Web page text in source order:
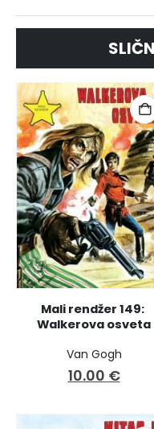
Mali rendžer 149:
Walkerova osveta
Van Gogh
10.00 €